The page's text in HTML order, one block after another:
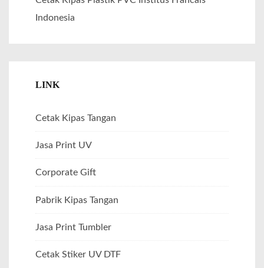
Indonesia
LINK
Cetak Kipas Tangan
Jasa Print UV
Corporate Gift
Pabrik Kipas Tangan
Jasa Print Tumbler
Cetak Stiker UV DTF